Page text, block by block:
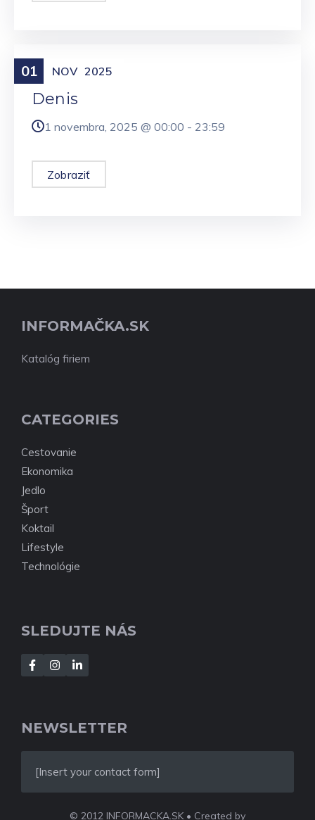
01 NOV 2025
Meniny
Denis
1 novembra, 2025 @ 00:00 - 23:59
Zobraziť
INFORMAČKA.SK
Katalóg firiem
CATEGORIES
Cestovanie
Ekonomika
Jedlo
Šport
Koktail
Lifestyle
Technológie
SLEDUJTE NÁS
NEWSLETTER
[Insert your contact form]
© 2012 INFORMACKA.SK • Created by